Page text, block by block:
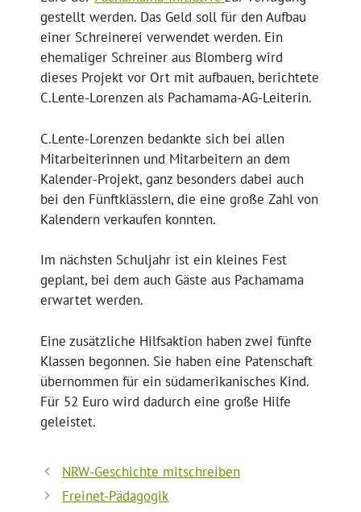
gestellt werden. Das Geld soll für den Aufbau
einer Schreinerei verwendet werden. Ein
ehemaliger Schreiner aus Blomberg wird
dieses Projekt vor Ort mit aufbauen, berichtete
C.Lente-Lorenzen als Pachamama-AG-Leiterin.
C.Lente-Lorenzen bedankte sich bei allen
Mitarbeiterinnen und Mitarbeitern an dem
Kalender-Projekt, ganz besonders dabei auch
bei den Fünftklässlern, die eine große Zahl von
Kalendern verkaufen konnten.
Im nächsten Schuljahr ist ein kleines Fest
geplant, bei dem auch Gäste aus Pachamama
erwartet werden.
Eine zusätzliche Hilfsaktion haben zwei fünfte
Klassen begonnen. Sie haben eine Patenschaft
übernommen für ein südamerikanisches Kind.
Für 52 Euro wird dadurch eine große Hilfe
geleistet.
NRW-Geschichte mitschreiben
Freinet-Pädagogik